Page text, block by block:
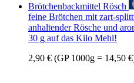
Brötchenbackmittel Rösch
feine Brötchen mit zart-
anhaltender Rösche und
30 g auf das Kilo Mehl!
2,90 € (GP 1000g = 14,50